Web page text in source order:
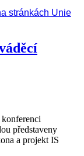
stránkách Unie
představeny
a projekt IS